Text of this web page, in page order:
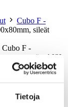
Tietoja
Cubo F -
sileät
Cubo F -
teräs, AISI